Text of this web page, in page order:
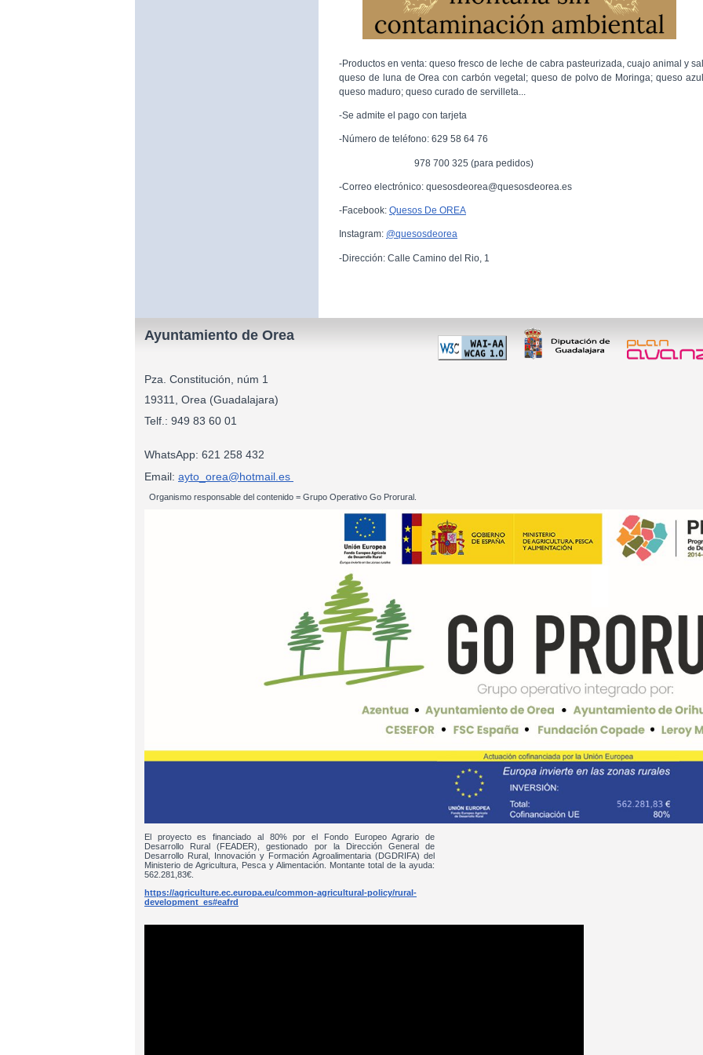
-Productos en venta: queso fresco de leche de cabra pasteurizada, cuajo animal y
queso de luna de Orea con carbón vegetal; queso de polvo de Moringa; queso
queso maduro; queso curado de servilleta...
-Se admite el pago con tarjeta
-Número de teléfono: 629 58 64 76
978 700 325 (para pedidos)
-Correo electrónico: quesosdeorea@quesosdeorea.es
-Facebook: Quesos De OREA
Instagram: @quesosdeorea
-Dirección: Calle Camino del Rio, 1
Ayuntamiento de Orea
Pza. Constitución, núm 1
19311, Orea (Guadalajara)
Telf.: 949 83 60 01
WhatsApp: 621 258 432
Email: ayto_orea@hotmail.es
Organismo responsable del contenido = Grupo Operativo Go Prorural.
El proyecto es financiado al 80% por el Fondo Europeo Agrario de
Desarrollo Rural (FEADER), gestionado por la Dirección General de
Desarrollo Rural, Innovación y Formación Agroalimentaria (DGDRIFA) del
Ministerio de Agricultura, Pesca y Alimentación. Montante total de la ayuda:
562.281,83€.
https://agriculture.ec.europa.eu/common-agricultural-policy/rural-
development_es#eafrd